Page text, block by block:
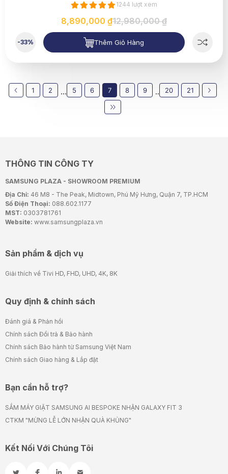
1244 lượt xem
8,890,000 ₫12,980,000 ₫
-33% Thêm Giỏ Hàng
1 2 ... 5 6 7 8 9 .. 20 21
THÔNG TIN CÔNG TY
SAMSUNG PLAZA - SHOWROOM PREMIUM
Địa Chỉ: 46 M8 - The Peak, Midtown, Phú Mỹ Hưng, Quận 7, TP.HCM
Số Điện Thoại: 088.602.1177
MST: 0303781761
Website: www.samsungplaza.vn
Sản phẩm & dịch vụ
Giải thích về Tivi HD, FHD, UHD, 4K, 8K
Quy định & chính sách
Đánh giá & Phản hồi
Chính sách Đổi trả & Bảo hành
Chính sách Bảo hành từ Samsung Việt Nam
Chính sách Giao hàng & Lắp đặt
Bạn cần hỗ trợ?
SẮM MÁY GIẶT SAMSUNG AI BESPOKE NHẬN GALAXY FIT 3
CTKM "MỪNG LỄ LỚN NHẬN QUÀ KHỦNG"
Kết Nối Với Chúng Tôi